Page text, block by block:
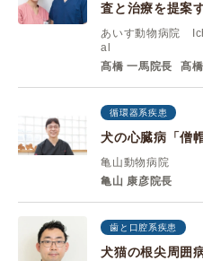
査と治療を提案
あいす動物病院
al
髙橋 一馬院長
髙
循環器系疾患
犬の心臓病「僧
亀山動物病院
亀山 康彦院長
歯と口腔系疾患
犬猫の根尖周囲